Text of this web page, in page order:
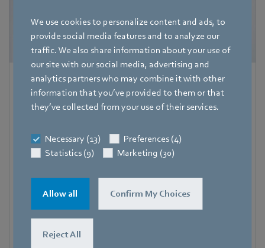
We use cookies to personalize content and ads, to
provide social media features and to analyze our
traffic. We also share information about your use of
our site with our social media, advertising and
analytics partners who may combine it with other
information that you’ve provided to them or that
they’ve collected from your use of their services.
Necessary (13)
Preferences (4)
Statistics (9)
Marketing (30)
Allow all Confirm My Choices
Reject All
Hauke Hannig
Bereichsleiter Unternehmenskommunikation & Politik
Adresse
Bachmühle 2,74673 Mulfingen,Deutschland
+49 7938 81-7105
Fax